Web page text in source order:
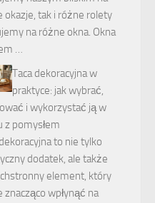
okazje, tak i różne rolety
na różne okna. Okna
…
Taca dekoracyjna w
praktyce: jak wybrać,
i wykorzystać ją w
z pomysłem
to nie tylko
dodatek, ale także
element, który
znacząco wpłynąć na